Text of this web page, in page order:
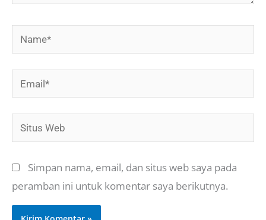
Name*
Email*
Situs
Web
Simpan nama, email, dan situs web saya pada
peramban ini untuk komentar saya berikutnya.